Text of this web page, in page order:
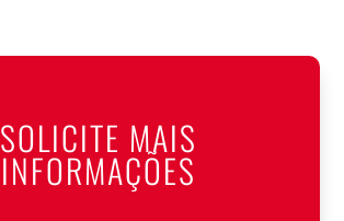
SOLICITE MAIS
INFORMAÇÕES